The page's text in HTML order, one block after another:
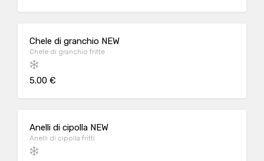
Chele di granchio NEW
Chele di granchio fritte
5.00 €
Anelli di cipolla NEW
Anelli di cipolla fritti